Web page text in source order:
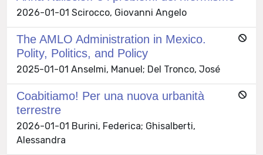
2026-01-01 Scirocco, Giovanni Angelo
The AMLO Administration in Mexico.
Polity, Politics, and Policy
2025-01-01 Anselmi, Manuel; Del Tronco, José
Coabitiamo! Per una nuova urbanità
terrestre
2026-01-01 Burini, Federica; Ghisalberti,
Alessandra